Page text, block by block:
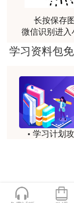
和加强全面管
信息，骗取考
肃处理。
（三）不实
考试前，考试
不符合报考条
考试后，考试
非常好的开学
用户c2****r6
用户m1****88
冲着林轩老师
和重点资料稳稳
用户m0****66
林轩老师大神
长按保存
微信识别进入
学习资料包
学习计划